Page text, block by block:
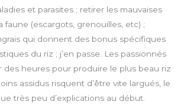
et parasites ; retirer les mauvaises
faune (escargots, grenouilles, etc) ;
qui donnent des bonus spécifiques
du riz ; j’en passe. Les passionnés
des heures pour produire le plus beau riz
assidus risquent d’être vite largués, le
très peu d’explications au début.